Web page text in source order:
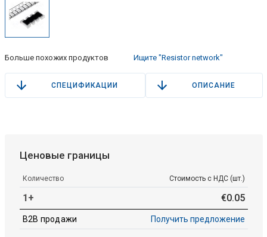
Больше похожих продуктов Ищите "Resistor network"
СПЕЦИФИКАЦИИ ОПИСАНИЕ
Ценовые границы
Количество Стоимость с НДС (шт.)
1+ €0.05
B2B продажи Получить предложение